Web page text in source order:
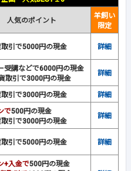
人気のポイント
羊飼い
限定
引で5000円の現金 詳細
受講などで6000円の現金
取引で3000円の現金
詳細
引で3000円の現金 詳細
で500円の現金
引で3000円の現金
詳細
引で5000円の現金 詳細
+入金で500円の現金